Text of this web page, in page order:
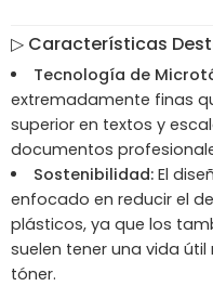
▷ Características
Tecnología de
extremadamente finas
superior en textos y
documentos
Sostenibilidad:El
enfocado en reducir el
plásticos, ya que los
suelen tener una vida
tóner.